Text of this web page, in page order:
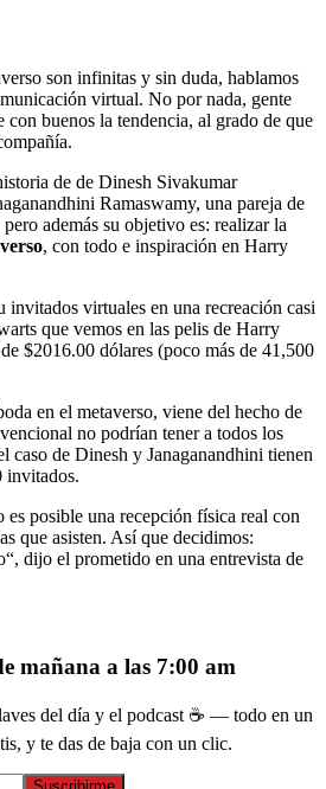
son infinitas y sin duda, hablamos
virtual. No por nada, gente
buenos la tendencia, al grado de que
de de Dinesh Sivakumar
Ramaswamy, una pareja de
además su objetivo es: realizar la
, con todo e inspiración en Harry
invitados virtuales en una recreación casi
que vemos en las pelis de Harry
$2016.00 dólares (poco más de 41,500
en el metaverso, viene del hecho de
no podrían tener a todos los
caso de Dinesh y Janaganandhini tienen
invitados.
es posible una recepción física real con
que asisten. Así que decidimos:
dijo el prometido en una entrevista de
mañana a las 7:00 am
del día y el podcast ☕ — todo en un
y te das de baja con un clic.